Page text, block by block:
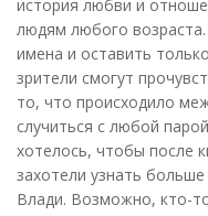
история любви и
людям любого
имена и оставить
зрители смогут
то, что происходило
случиться с любой
хотелось, чтобы после
захотели узнать
Влади. Возможно, кто-